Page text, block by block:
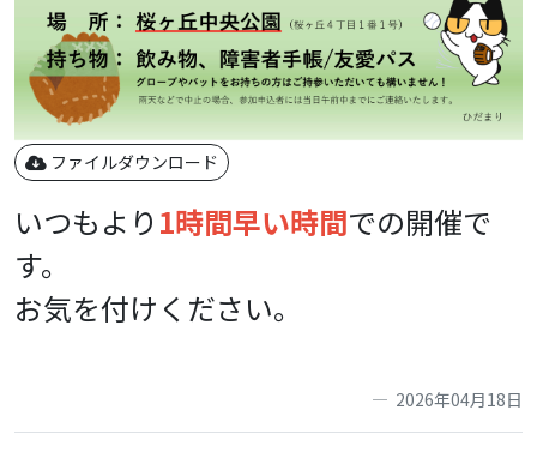
ファイルダウンロード
いつもより 1時間早い時間での開催で
す。
お気を付けください。
2026年04月18日